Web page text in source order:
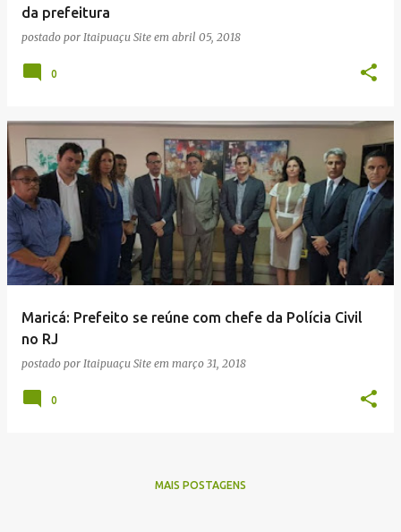
da prefeitura
postado por Itaipuaçu Site em abril 05, 2018
0
Maricá: Prefeito se reúne com chefe da Polícia Civil
no RJ
postado por Itaipuaçu Site em março 31, 2018
0
MAIS POSTAGENS